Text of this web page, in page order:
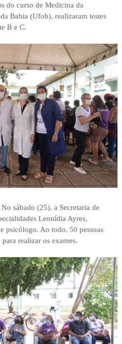
do curso de Medicina da
Bahia (Ufob), realizaram testes
B e C.
No sábado (25), a Secretaria de
Leonídia Ayres,
psicólogo. Ao todo, 50 pessoas
realizar os exames.